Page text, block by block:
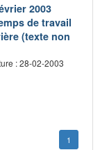
2003
de travail
(texte non
: 28-02-2003
1